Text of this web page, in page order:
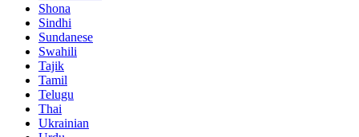
Shona
Sindhi
Sundanese
Swahili
Tajik
Tamil
Telugu
Thai
Ukrainian